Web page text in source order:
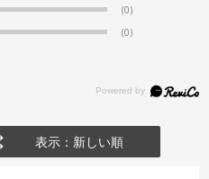
(0)
(0)
表示：新しい順